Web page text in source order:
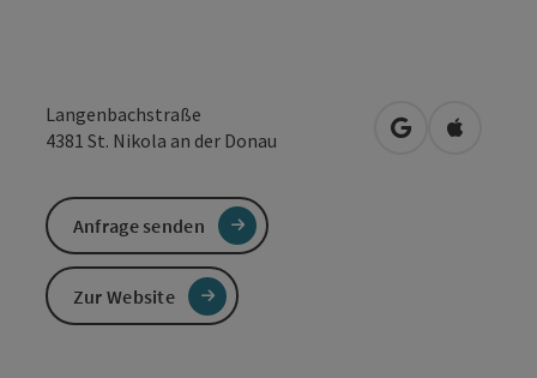
Langenbachstraße
4381 St. Nikola an der Donau in Googlein Apple
Anfrage senden
Zur Website